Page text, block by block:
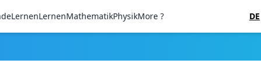
LernenLernenMathematikPhysikMore ? DE